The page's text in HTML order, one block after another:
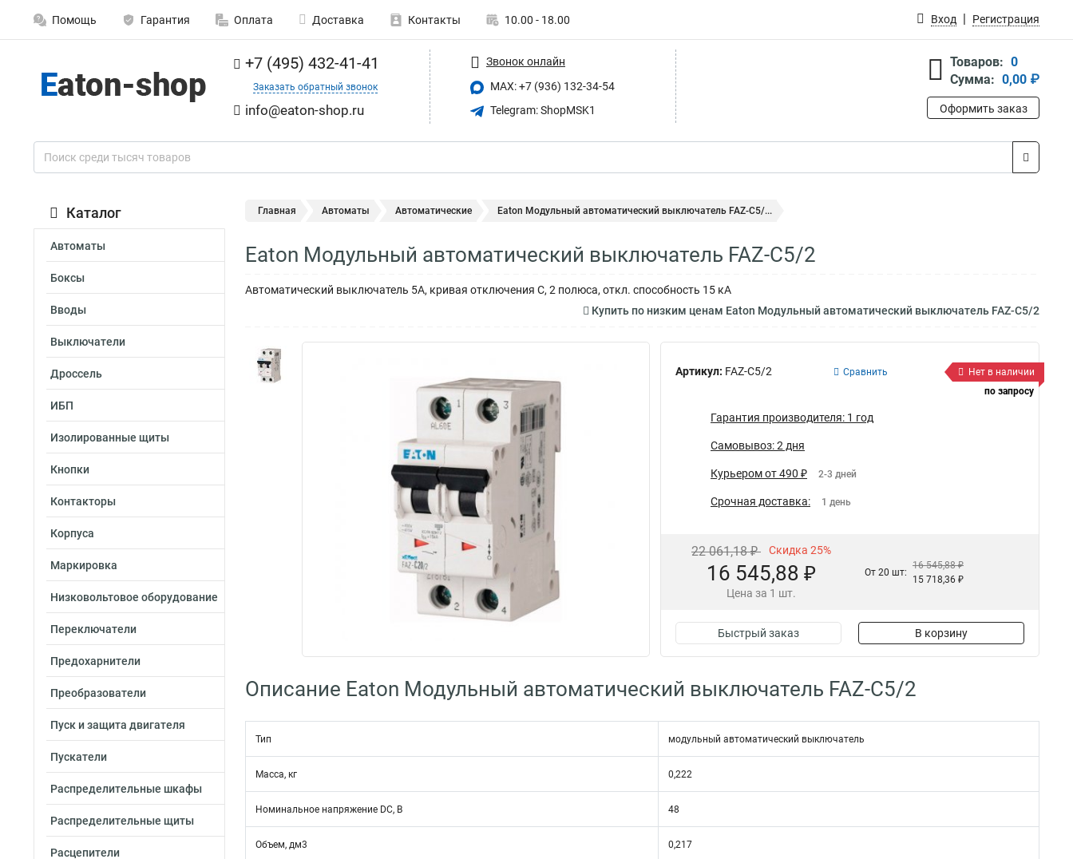
Помощь Гарантия Оплата Доставка Контакты 10.00 - 18.00 Вход Регистрация
+7 (495) 432-41-41
Заказать обратный звонок
info@eaton-shop.ru
Звонок онлайн
MAX: +7 (936) 132-34-54
Telegram: ShopMSK1
Товаров: 0
Сумма: 0,00 ₽
Оформить заказ
Каталог
Автоматы
Боксы
Вводы
Выключатели
Дроссель
ИБП
Изолированные щиты
Кнопки
Контакторы
Корпуса
Маркировка
Низковольтовое оборудование
Переключатели
Предохарнители
Преобразователи
Пуск и защита двигателя
Пускатели
Распределительные шкафы
Распределительные щиты
Расцепители
Главная Автоматы Автоматические Eaton Модульный автоматический выключатель FAZ-C5/...
Eaton Модульный автоматический выключатель FAZ-C5/2
Автоматический выключатель 5А, кривая отключения C, 2 полюса, откл. способность 15 кА
Купить по низким ценам Eaton Модульный автоматический выключатель FAZ-C5/2
Артикул: FAZ-C5/2 Сравнить
Нет в наличии
по запросу
Гарантия производителя: 1 год
Самовывоз: 2 дня
Курьером от 490 ₽ 2-3 дней
Срочная доставка: 1 день
22 061,18 ₽ Скидка 25%
16 545,88 ₽
Цена за 1 шт.
От 20 шт:
16 545,88 ₽
15 718,36 ₽
Быстрый заказ В корзину
Описание Eaton Модульный автоматический выключатель FAZ-C5/2
Тип модульный автоматический выключатель
Масса, кг 0,222
Номинальное напряжение DC, В 48
Объем, дм3 0,217